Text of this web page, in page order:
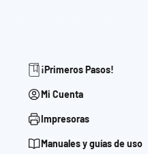
¡Primeros Pasos!
Mi Cuenta
Impresoras
Manuales y guías de uso